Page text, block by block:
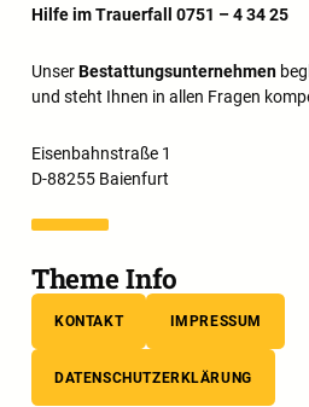
Hilfe im Trauerfall 0751 – 4 34 25
UnserBestattungsunternehmen
und steht Ihnen in allen Fragen
Eisenbahnstraße 1
D-88255 Baienfurt
Theme Info
KONTAKT IMPRESSUM
DATENSCHUTZERKLÄRUNG